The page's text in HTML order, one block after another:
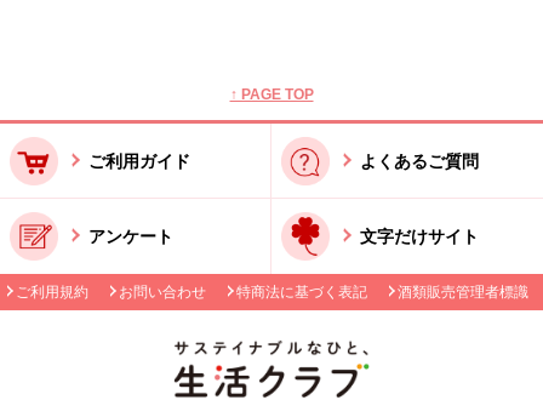
↑ PAGE TOP
ご利用ガイド よくあるご質問
アンケート 文字だけサイト
ご利用規約 お問い合わせ 特商法に基づく表記 酒類販売管理者標識